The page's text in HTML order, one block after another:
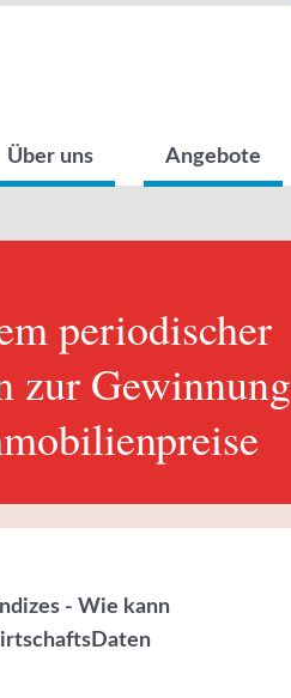
Über uns Angebote
periodischer
zur Gewinnung
- Wie kann